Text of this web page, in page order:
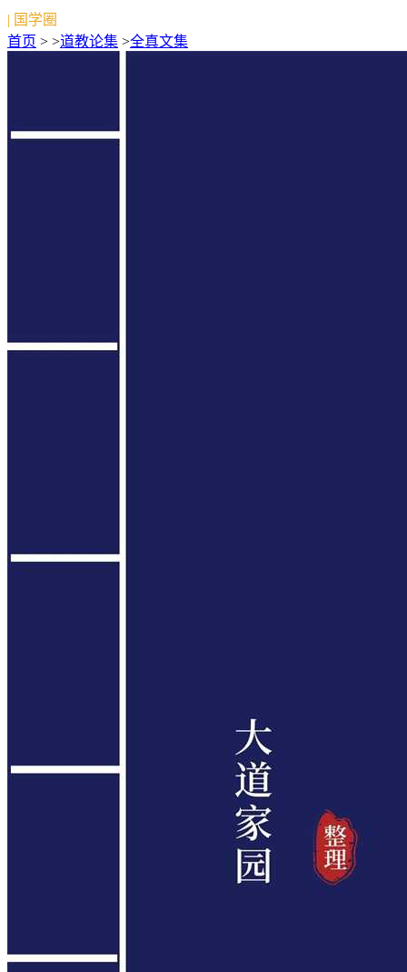
| 国学圈
首页 > >道教论集 >全真文集